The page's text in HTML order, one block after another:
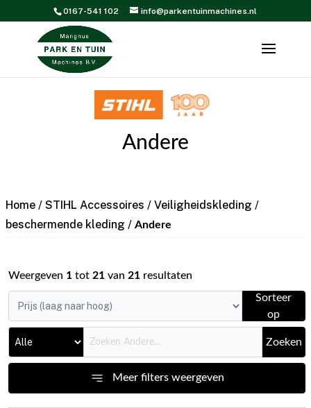
0167-541 102 info@parkentuinmachines.nl
Andere
Home / STIHL Accessoires / Veiligheidskleding /
beschermende kleding / Andere
Weergeven 1 tot 21 van 21 resultaten
Sorteer
op
Zoeken
Meer filters weergeven